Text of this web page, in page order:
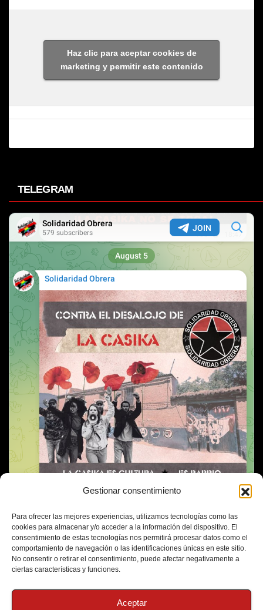
Gestionar consentimiento
Para ofrecer las mejores experiencias, utilizamos tecnologías como las
cookies para almacenar y/o acceder a la información del dispositivo. El
consentimiento de estas tecnologías nos permitirá procesar datos como el
comportamiento de navegación o las identificaciones únicas en este sitio.
No consentir o retirar el consentimiento, puede afectar negativamente a
ciertas características y funciones.
Aceptar
Haz clic para aceptar cookies de
marketing y permitir este contenido
TELEGRAM